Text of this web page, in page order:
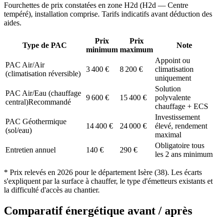
Fourchettes de prix constatées en zone H2d (H2d — Centre
tempéré), installation comprise. Tarifs indicatifs avant déduction des
aides.
Type de PAC
Prix
minimum
Prix
maximum
Note
PAC Air/Air
(climatisation réversible)
3 400 € 8 200 €
Appoint ou
climatisation
uniquement
PAC Air/Eau (chauffage
central)Recommandé
9 600 € 15 400 €
Solution
polyvalente
chauffage + ECS
PAC Géothermique
(sol/eau)
14 400 € 24 000 €
Investissement
élevé, rendement
maximal
Entretien annuel
140 € 290 €
Obligatoire tous
les 2 ans minimum
* Prix relevés en 2026 pour le département Isère (38). Les écarts
s'expliquent par la surface à chauffer, le type d'émetteurs existants et
la difficulté d'accès au chantier.
Comparatif énergétique avant / après